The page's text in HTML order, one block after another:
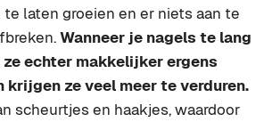
laten groeien en er niets aan te
Wanneer je nagels te lang
echter makkelijker ergens
krijgen ze veel meer te verduren.
scheurtjes en haakjes, waardoor